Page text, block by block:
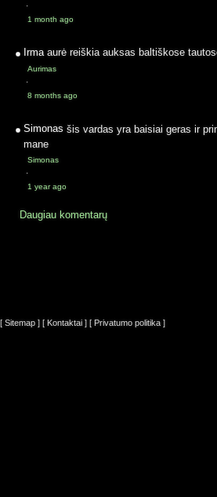
·
1 month ago
Irma aurė reiškia auksas baltiškose
Aurimas
·
8 months ago
Simonas šis vardas yra baisiai geras ir
mane
Simonas
·
1 year ago
Daugiau komentarų
[ Sitemap ] [ Kontaktai ] [ Privatumo politika ]